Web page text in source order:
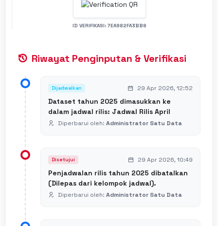
ID VERIFIKASI: 7EA982FA3BB8
Riwayat Penginputan & Verifikasi
Dijadwalkan 29 Apr 2026, 12:52
Dataset tahun 2025 dimasukkan ke
dalam jadwal rilis: Jadwal Rilis April
Diperbarui oleh: Administrator Satu Data
Disetujui 29 Apr 2026, 10:49
Penjadwalan rilis tahun 2025 dibatalkan
(Dilepas dari kelompok jadwal).
Diperbarui oleh: Administrator Satu Data